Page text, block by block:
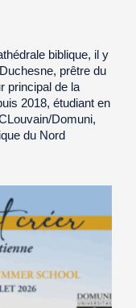
biblique, il y
prêtre du
principal de la
2018, étudiant en
Domuni,
du Nord